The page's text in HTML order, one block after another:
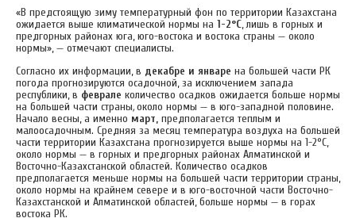
«В предстоящую зиму температурный фон по территории Казахстана
ожидается выше климатической нормы на 1-2°С, лишь в горных и
предгорных районах юга, юго-востока и востока страны — около
нормы», — отмечают специалисты.
Согласно их информации, в декабре и январе на большей части РК
погода прогнозируются осадочной, за исключением запада
республики, в феврале количество осадков ожидается больше нормы
на большей части страны,около нормы — в юго-западной половине.
Начало весны, а именно март, предполагается теплым и
малоосадочным. Средняя за месяц температура воздуха на большей
части территории Казахстана прогнозируется выше нормы на 1-2°С,
около нормы — в горных и предгорных районах Алматинской и
Восточно-Казахстанской областей. Количество осадков
предполагается меньше нормы на большей части территории страны,
около нормы на крайнем севере и в юго-восточной части Восточно-
Казахстанской и Алматинской областей, больше нормы — в горах
востока РК.